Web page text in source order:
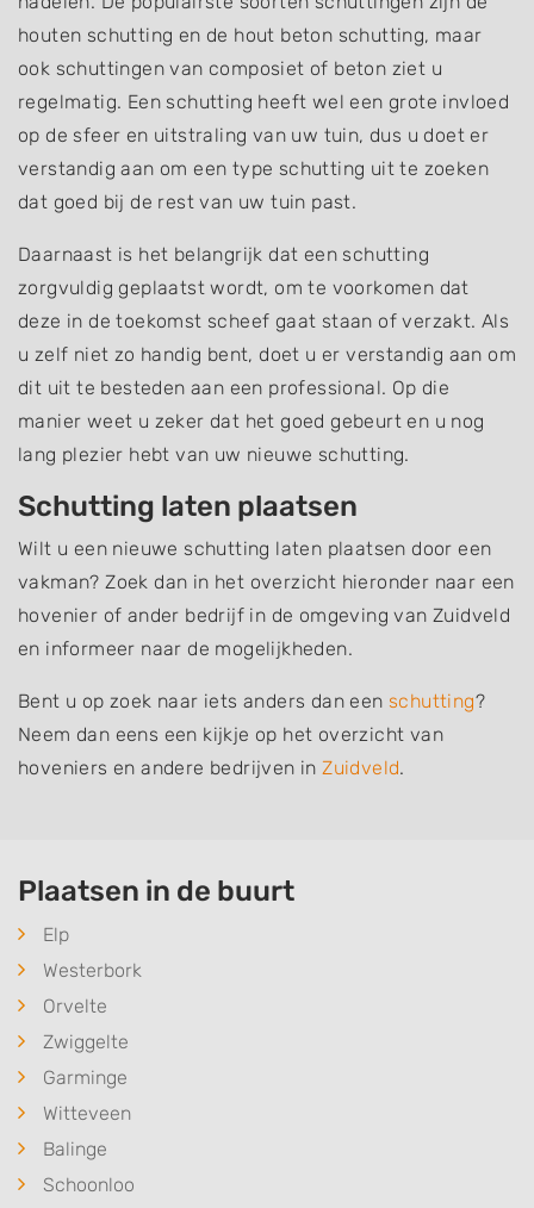
houten schutting en de hout beton schutting, maar
ook schuttingen van composiet of beton ziet u
regelmatig. Een schutting heeft wel een grote invloed
op de sfeer en uitstraling van uw tuin, dus u doet er
verstandig aan om een type schutting uit te zoeken
dat goed bij de rest van uw tuin past.
Daarnaast is het belangrijk dat een schutting
zorgvuldig geplaatst wordt, om te voorkomen dat
deze in de toekomst scheef gaat staan of verzakt. Als
u zelf niet zo handig bent, doet u er verstandig aan om
dit uit te besteden aan een professional. Op die
manier weet u zeker dat het goed gebeurt en u nog
lang plezier hebt van uw nieuwe schutting.
Schutting laten plaatsen
Wilt u een nieuwe schutting laten plaatsen door een
vakman? Zoek dan in het overzicht hieronder naar een
hovenier of ander bedrijf in de omgeving van Zuidveld
en informeer naar de mogelijkheden.
Bent u op zoek naar iets anders dan een schutting?
Neem dan eens een kijkje op het overzicht van
hoveniers en andere bedrijven inZuidveld.
Plaatsen in de buurt
Elp
Westerbork
Orvelte
Zwiggelte
Garminge
Witteveen
Balinge
Schoonloo